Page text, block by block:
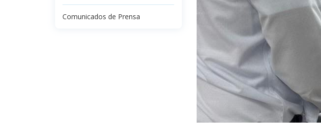
Comunicados de Prensa